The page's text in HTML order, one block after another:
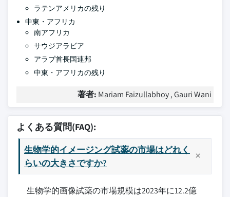
ラテンアメリカの残り
中東・アフリカ
南アフリカ
サウジアラビア
アラブ首長国連邦
中東・アフリカの残り
著者: Mariam Faizullabhoy , Gauri Wani
よくある質問(FAQ):
生物学的イメージング試薬の市場はどれく
らいの大きさですか?
生物学的画像試薬の市場規模は2023年に12.2億